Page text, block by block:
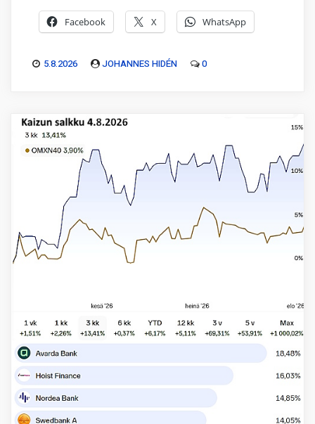
Facebook X WhatsApp
5.8.2026 JOHANNES HIDÉN 0